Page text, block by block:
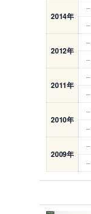
2014年
–
–
2012年
–
–
2011年
–
–
2010年
–
–
2009年
–
–